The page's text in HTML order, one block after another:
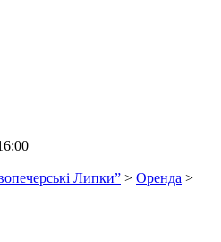
Липки” > Оренда >